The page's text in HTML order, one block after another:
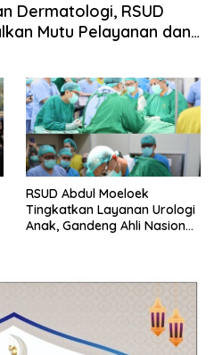
Dermatologi, RSUD
Mutu Pelayanan dan
RSUD Abdul Moeloek
Tingkatkan Layanan Urologi
Anak, Gandeng Ahli Nasional